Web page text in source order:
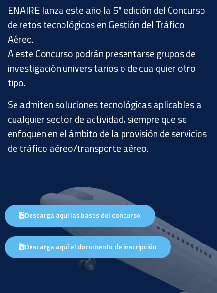
ENAIRE lanza este año la 5ª edición del Concurso
de retos tecnológicos en Gestión del Tráfico
Aéreo.
A este Concurso podrán presentarse grupos de
investigación universitarios o de cualquier otro
tipo.
Se admiten soluciones tecnológicas aplicables a
cualquier sector de actividad, siempre que se
enfoquen en el ámbito de la provisión de servicios
de tráfico aéreo/transporte aéreo.
Descarga aquí las bases del concurso
Descarga aquí el documento de inscripción